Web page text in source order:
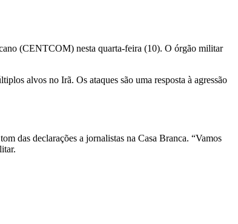
(CENTCOM) nesta quarta-feira (10). O órgão militar
alvos no Irã. Os ataques são uma resposta à agressão
das declarações a jornalistas na Casa Branca. “Vamos